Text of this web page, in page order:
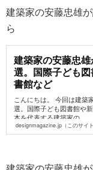
建築家の安藤忠雄
ら
建築家の安藤忠
選。国際子ども
書館など
こんにちは。 今回は建築
選。国際子ども図書館や
本を代表する建築家の...
designmagazine.jp（このサイト